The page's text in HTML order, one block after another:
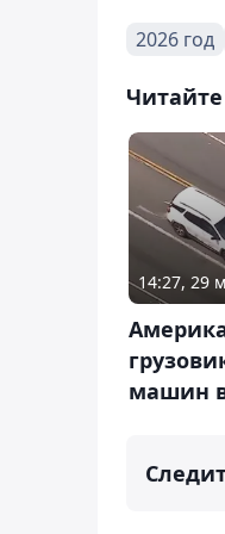
2026 год
14:27, 29
машин